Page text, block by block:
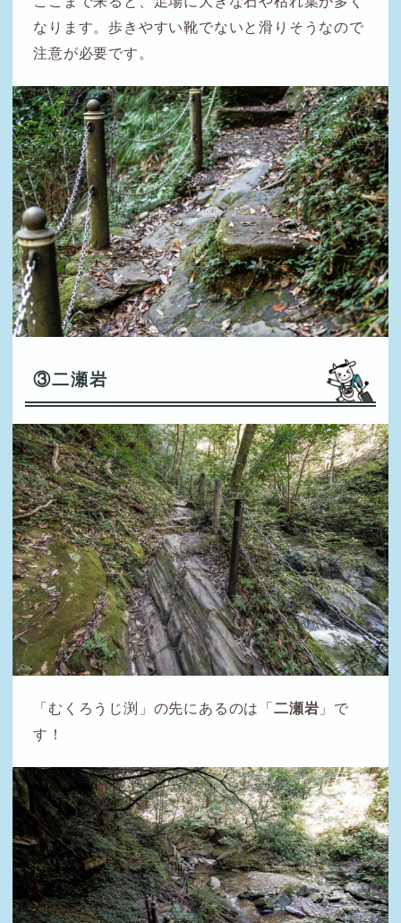
なります。歩きやすい靴でないと滑りそうなので
注意が必要です。
③二瀬岩
「むくろうじ渕」の先にあるのは「二瀬岩 」で
す！